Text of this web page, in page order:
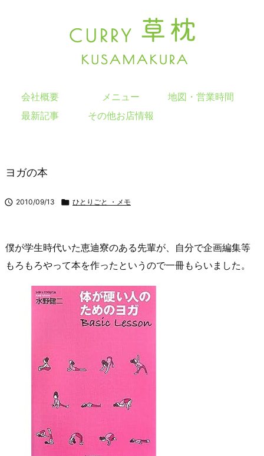
会社概要 メニュー
地図・営業時間
最新記事
その他お店情報
ヨガの本
 2010/09/13  ひとりごと ・メモ
僕が学生時代いた恵迪寮のある先輩が、自分で企画編集等
もろもろやって本を作ったというので一冊もらいました。